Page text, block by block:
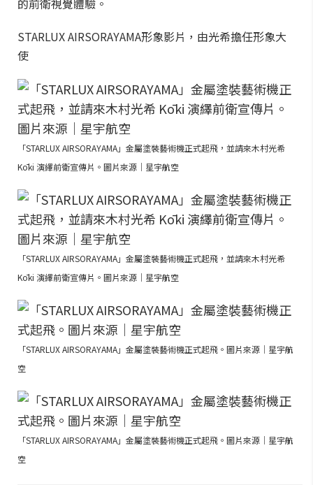
的前衛視覺體驗。
STARLUX AIRSORAYAMA形象影片，由光希擔任形象大
使
「STARLUX AIRSORAYAMA」金屬塗裝藝術機正式起飛，並請來木村光希
Kōki 演繹前衛宣傳片。圖片來源｜星宇航空
「STARLUX AIRSORAYAMA」金屬塗裝藝術機正式起飛，並請來木村光希
Kōki 演繹前衛宣傳片。圖片來源｜星宇航空
「STARLUX AIRSORAYAMA」金屬塗裝藝術機正式起飛。圖片來源｜星宇航
空
「STARLUX AIRSORAYAMA」金屬塗裝藝術機正式起飛。圖片來源｜星宇航
空